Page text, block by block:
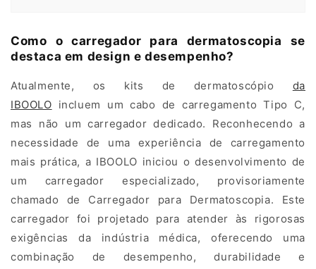
Como o carregador para dermatoscopia se
destaca em design e desempenho?
Atualmente, os kits de dermatoscópio da
IBOOLO incluem um cabo de carregamento Tipo C,
mas não um carregador dedicado. Reconhecendo a
necessidade de uma experiência de carregamento
mais prática, a IBOOLO iniciou o desenvolvimento de
um carregador especializado, provisoriamente
chamado de Carregador para Dermatoscopia. Este
carregador foi projetado para atender às rigorosas
exigências da indústria médica, oferecendo uma
combinação de desempenho, durabilidade e
o
:
S
o
l
u
ç
ã